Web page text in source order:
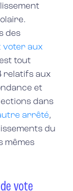
des
voter aux
tout
relatifs aux
et
dans
arrêté,
du
mêmes
vote